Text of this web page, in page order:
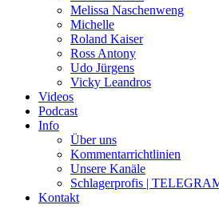
Melissa Naschenweng
Michelle
Roland Kaiser
Ross Antony
Udo Jürgens
Vicky Leandros
Videos
Podcast
Info
Über uns
Kommentarrichtlinien
Unsere Kanäle
Schlagerprofis |
Kontakt